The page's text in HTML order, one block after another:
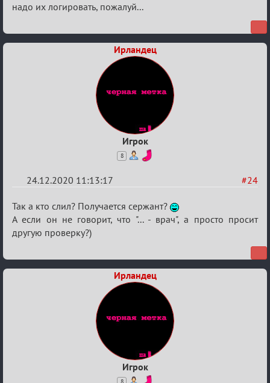
надо их логировать, пожалуй...
Ирландец
Игрок
8
#24
24.12.2020 11:13:17
Re:
Ценная
игровая
Так а кто слил? Получается сержант?
А если он не говорит, что "... - врач", а просто просит
другую проверку?)
Ирландец
Игрок